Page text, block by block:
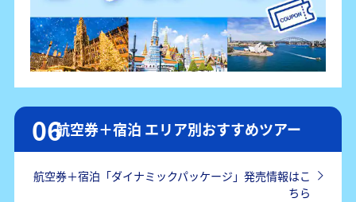
航空券＋宿泊 エリア別おすすめツアー
航空券＋宿泊「ダイナミックパッケージ」発売情報はこ
ちら